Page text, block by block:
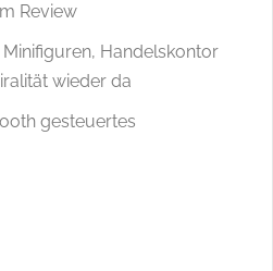
Review
Handelskontor
wieder da
gesteuertes